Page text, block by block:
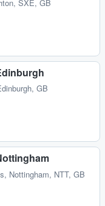
SXE, GB
GB
, Nottingham, NTT, GB